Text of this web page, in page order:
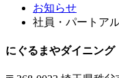
ツ
先
お知らせ
社員・パートア
にぐるまやダイニング